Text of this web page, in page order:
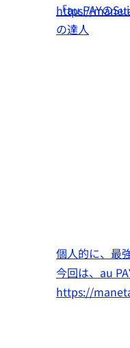
https://
「au PAYの
の達人
個人的に、最
今回は、au
https://